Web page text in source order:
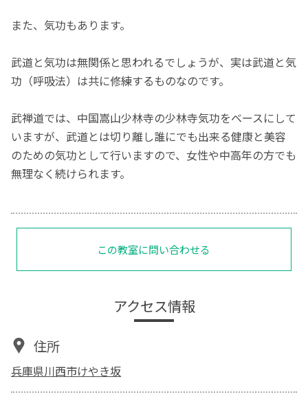
また、気功もあります。
武道と気功は無関係と思われるでしょうが、実は武道と気
功（呼吸法）は共に修練するものなのです。
武禅道では、中国嵩山少林寺の少林寺気功をベースにして
いますが、武道とは切り離し誰にでも出来る健康と美容
のための気功として行いますので、女性や中高年の方でも
無理なく続けられます。
この教室に問い合わせる
アクセス情報
住所
兵庫県川西市けやき坂